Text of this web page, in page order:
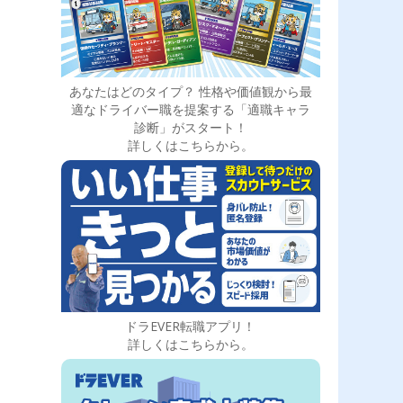
あなたはどのタイプ？ 性格や価値観から最
適なドライバー職を提案する「適職キャラ
診断」がスタート！
詳しくはこちらから。
ドラEVER転職アプリ！
詳しくはこちらから。